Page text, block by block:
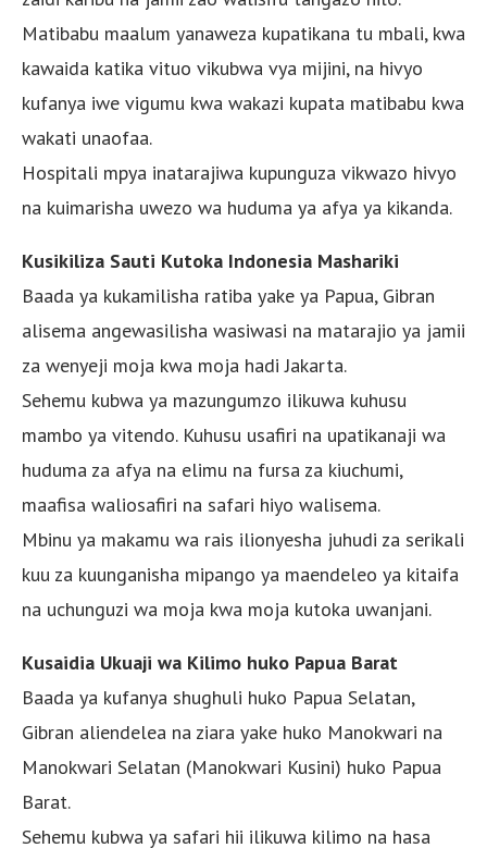
Matibabu maalum yanaweza kupatikana tu mbali, kwa
kawaida katika vituo vikubwa vya mijini, na hivyo
kufanya iwe vigumu kwa wakazi kupata matibabu kwa
wakati unaofaa.
Hospitali mpya inatarajiwa kupunguza vikwazo hivyo
na kuimarisha uwezo wa huduma ya afya ya kikanda.
Kusikiliza Sauti Kutoka Indonesia Mashariki
Baada ya kukamilisha ratiba yake ya Papua, Gibran
alisema angewasilisha wasiwasi na matarajio ya jamii
za wenyeji moja kwa moja hadi Jakarta.
Sehemu kubwa ya mazungumzo ilikuwa kuhusu
mambo ya vitendo. Kuhusu usafiri na upatikanaji wa
huduma za afya na elimu na fursa za kiuchumi,
maafisa waliosafiri na safari hiyo walisema.
Mbinu ya makamu wa rais ilionyesha juhudi za serikali
kuu za kuunganisha mipango ya maendeleo ya kitaifa
na uchunguzi wa moja kwa moja kutoka uwanjani.
Kusaidia Ukuaji wa Kilimo huko Papua Barat
Baada ya kufanya shughuli huko Papua Selatan,
Gibran aliendelea na ziara yake huko Manokwari na
Manokwari Selatan (Manokwari Kusini) huko Papua
Barat.
Sehemu kubwa ya safari hii ilikuwa kilimo na hasa